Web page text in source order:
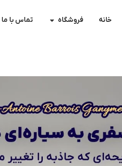
خانه فروشگاه تماس با ما